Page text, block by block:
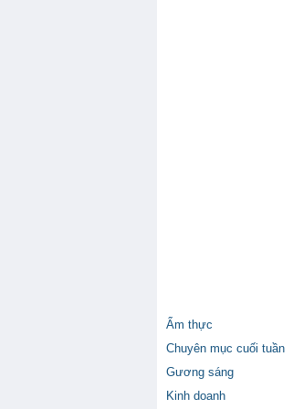
Ẩm thực
Chuyên mục cuối tuần
Gương sáng
Kinh doanh